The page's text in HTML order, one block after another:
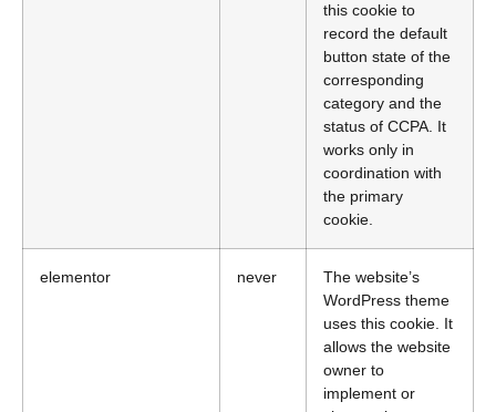
this cookie to
record the default
button state of the
corresponding
category and the
status of CCPA. It
works only in
coordination with
the primary
cookie.
elementor never
The website’s
WordPress theme
uses this cookie. It
allows the website
owner to
implement or